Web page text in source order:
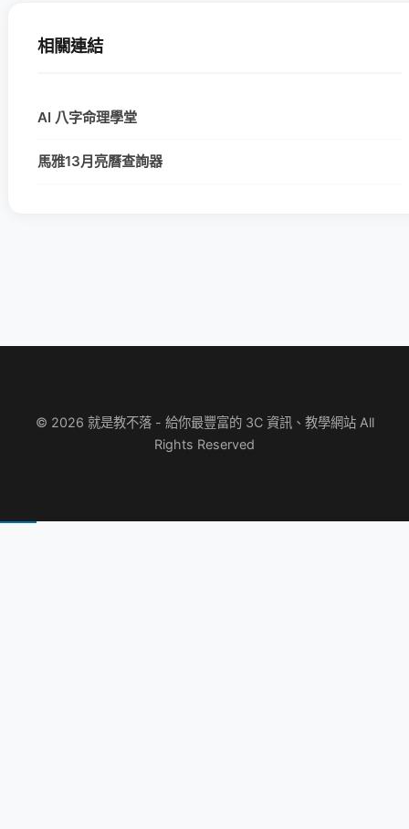
相關連結
AI 八字命理學堂
馬雅13月亮曆查詢器
© 2026 就是教不落 - 給你最豐富的 3C 資訊、教學網站 All
Rights Reserved